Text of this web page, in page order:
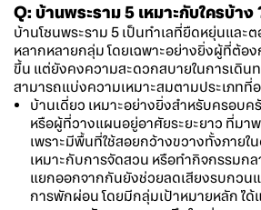
Q: บ้านพระราม 5 เหมาะกับใครบ้าง
บ้านโซนพระราม 5 เป็นทำเลที่ยืดหยุ่นและ
หลากหลายกลุ่ม โดยเฉพาะอย่างยิ่งผู้ที่ต้
ขึ้น แต่ยังคงความสะดวกสบายในการเดินท
สามารถแบ่งความเหมาะสมตามประเภทที่
บ้านเดี่ยว เหมาะอย่างยิ่งสำหรับครอบ
หรือผู้ที่วางแผนอยู่อาศัยระยะยาว ที่มา
เพราะมีพื้นที่ใช้สอยกว้างขวางทั้งภายใ
เหมาะกับการจัดสวน หรือทำกิจกรรมก
แยกออกจากกันยังช่วยลดเสียงรบกวน
การพักผ่อน โดยมีกลุ่มเป้าหมายหลัก ได้